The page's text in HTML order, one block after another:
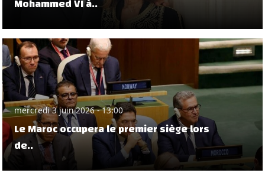
mercredi 3 juin 2026 - 13:00
Le Maroc occupera le premier siège lors
de..